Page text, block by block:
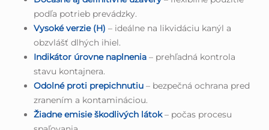
podľa potrieb prevádzky.
Vysoké verzie (H) – ideálne na likvidáciu kanýl a
obzvlášť dlhých ihiel.
Indikátor úrovne naplnenia – prehľadná kontrola
stavu kontajnera.
Odolné proti prepichnutiu – bezpečná ochrana pred
zranením a kontamináciou.
Žiadne emisie škodlivých látok– počas procesu